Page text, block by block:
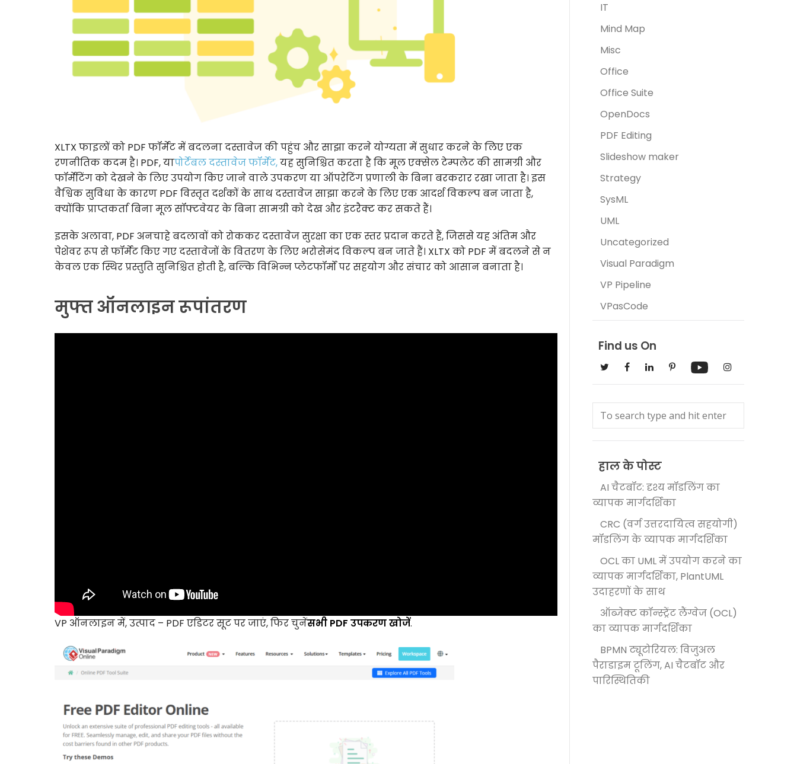
XLTX फाइलों को PDF फॉर्मेट में बदलना दस्तावेज की पहुंच और साझा करने योग्यता में सुधार करने के लिए एक
रणनीतिक कदम है। PDF, यापोर्टेबल दस्तावेज फॉर्मेट,यह सुनिश्चित करता है कि मूल एक्सेल टेम्पलेट की सामग्री और
फॉर्मेटिंग को देखने के लिए उपयोग किए जाने वाले उपकरण या ऑपरेटिंग प्रणाली के बिना बरकरार रखा जाता है। इस
वैश्विक सुविधा के कारण PDF विस्तृत दर्शकों के साथ दस्तावेज साझा करने के लिए एक आदर्श विकल्प बन जाता है,
क्योंकि प्राप्तकर्ता बिना मूल सॉफ्टवेयर के बिना सामग्री को देख और इंटरैक्ट कर सकते हैं।
इसके अलावा, PDF अनचाहे बदलावों को रोककर दस्तावेज सुरक्षा का एक स्तर प्रदान करते हैं, जिससे यह अंतिम और
पेशेवर रूप से फॉर्मेट किए गए दस्तावेजों के वितरण के लिए भरोसेमंद विकल्प बन जाते हैं। XLTX को PDF में बदलने से न
केवल एक स्थिर प्रस्तुति सुनिश्चित होती है, बल्कि विभिन्न प्लेटफॉर्मों पर सहयोग और संचार को आसान बनाता है।
मुफ्त ऑनलाइन रूपांतरण
VP ऑनलाइन में, उत्पाद – PDF एडिटर सूट पर जाएं, फिर चुनेंसभी PDF उपकरण खोजें.
IT
Mind Map
Misc
Office
Office Suite
OpenDocs
PDF Editing
Slideshow maker
Strategy
SysML
UML
Uncategorized
Visual Paradigm
VP Pipeline
VPasCode
Find us On
हाल के पोस्ट
AI चैटबॉट: दृश्य मॉडलिंग का
व्यापक मार्गदर्शिका
CRC (वर्ग उत्तरदायित्व सहयोगी)
मॉडलिंग के व्यापक मार्गदर्शिका
OCL का UML में उपयोग करने का
व्यापक मार्गदर्शिका, PlantUML
उदाहरणों के साथ
ऑब्जेक्ट कॉन्स्ट्रेंट लैंग्वेज (OCL)
का व्यापक मार्गदर्शिका
BPMN ट्यूटोरियल: विजुअल
पैराडाइम टूलिंग, AI चैटबॉट और
पारिस्थितिकी